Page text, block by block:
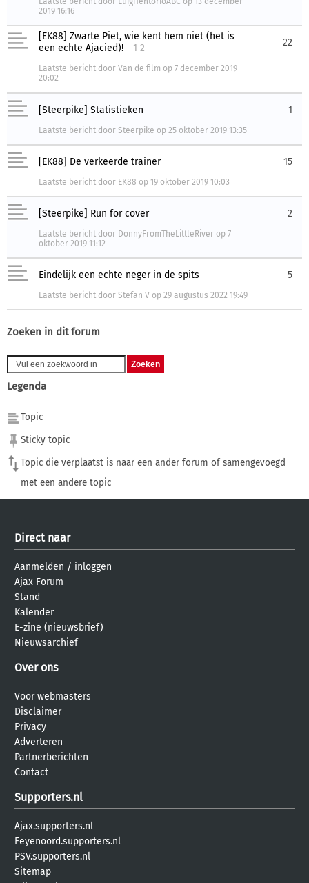
2019 16:16
[EK88] Zwarte Piet, wie kent hem niet (het is
een echte Ajacied)!
1 2
Laatste bericht door Van de film op 7 december 2019
20:02
22
[Steerpike] Statistieken
Laatste bericht door Steerpike op 25 oktober 2019 13:35
1
[EK88] De verkeerde trainer
Laatste bericht door EK88 op 19 oktober 2019 10:03
15
[Steerpike] Run for cover
Laatste bericht door DonnyFromTheLittleRiver op 7
oktober 2019 11:12
2
Eindelijk een echte neger in de spits
Laatste bericht door Stefan V op 29 augustus 2022 19:49
5
Zoeken in dit forum
Legenda
Topic
Sticky topic
Topic die verplaatst is naar een ander forum of samengevoegd
met een andere topic
Direct naar
Aanmelden / inloggen
Ajax Forum
Stand
Kalender
E-zine (nieuwsbrief)
Nieuwsarchief
Over ons
Voor webmasters
Disclaimer
Privacy
Adverteren
Partnerberichten
Contact
Supporters.nl
Ajax.supporters.nl
Feyenoord.supporters.nl
PSV.supporters.nl
Sitemap